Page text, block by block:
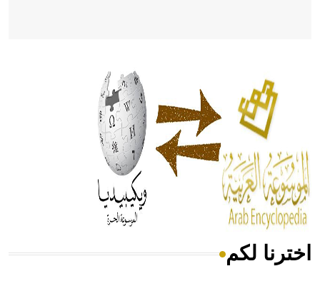
الحكم، الأدلة، تنظيم التغذية، ورسالته في جروح الرأس. ويعود
له الفضل بأنه حرر الطب من الدين والفلسفة.
- هل تعلم أن المرجان إفراز حيواني يتكون في البحر ويتركب
من مادة كربونات الكلسيوم، وهو أحمر أو شديد الحمرة وهو
أجود أنواعه، ويمتاز بكبر الحجم ويسمى الش
هل تعلم أن الأبسيد كلمة فرنسية اللفظ تم اعتمادها مصطلحاً
اخترنا لكم